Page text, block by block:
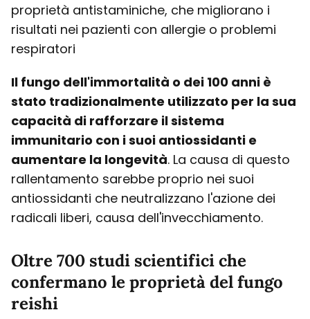
proprietà antistaminiche, che migliorano i
risultati nei pazienti con allergie o problemi
respiratori
Il fungo dell'immortalità o dei 100 anni è
stato tradizionalmente utilizzato per la sua
capacità di rafforzare il sistema
immunitario con i suoi antiossidanti e
aumentare la longevità. La causa di questo
rallentamento sarebbe proprio nei suoi
antiossidanti che neutralizzano l'azione dei
radicali liberi, causa dell'invecchiamento.
Oltre 700 studi scientifici che
confermano le proprietà del fungo
reishi